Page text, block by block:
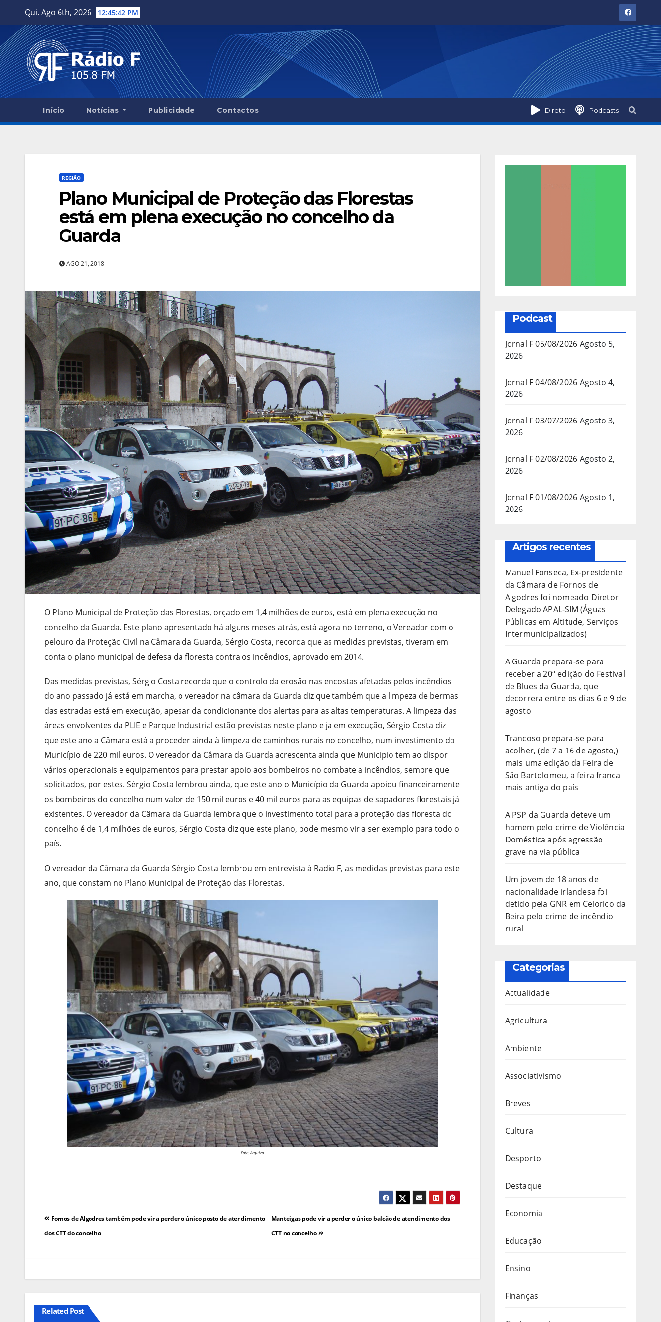
content
Qui. Ago 6th, 2026 12:45:44 PM
Direto Podcasts
Início Notícias Publicidade Contactos
REGIÃO
Plano Municipal de Proteção das Florestas
está em plena execução no concelho da
Guarda
AGO 21, 2018
O Plano Municipal de Proteção das Florestas, orçado em 1,4 milhões de euros, está em plena execução no
concelho da Guarda. Este plano apresentado há alguns meses atrás, está agora no terreno, o Vereador com o
pelouro da Proteção Civil na Câmara da Guarda, Sérgio Costa, recorda que as medidas previstas, tiveram em
conta o plano municipal de defesa da floresta contra os incêndios, aprovado em 2014.
Das medidas previstas, Sérgio Costa recorda que o controlo da erosão nas encostas afetadas pelos incêndios
do ano passado já está em marcha, o vereador na câmara da Guarda diz que também que a limpeza de bermas
das estradas está em execução, apesar da condicionante dos alertas para as altas temperaturas. A limpeza das
áreas envolventes da PLIE e Parque Industrial estão previstas neste plano e já em execução, Sérgio Costa diz
que este ano a Câmara está a proceder ainda à limpeza de caminhos rurais no concelho, num investimento do
Município de 220 mil euros. O vereador da Câmara da Guarda acrescenta ainda que Municipio tem ao dispor
vários operacionais e equipamentos para prestar apoio aos bombeiros no combate a incêndios, sempre que
solicitados, por estes. Sérgio Costa lembrou ainda, que este ano o Município da Guarda apoiou financeiramente
os bombeiros do concelho num valor de 150 mil euros e 40 mil euros para as equipas de sapadores florestais já
existentes. O vereador da Câmara da Guarda lembra que o investimento total para a proteção das floresta do
concelho é de 1,4 milhões de euros, Sérgio Costa diz que este plano, pode mesmo vir a ser exemplo para todo o
país.
O vereador da Câmara da Guarda Sérgio Costa lembrou em entrevista à Radio F, as medidas previstas para este
ano, que constam no Plano Municipal de Proteção das Florestas.
Foto: Arquivo
Navegação
de
Manteigas pode vir a perder o único balcão de atendimento dos
CTT no concelho
Fornos de Algodres também pode vir a perder o único posto de atendimento
dos CTT do concelho
Related Post
Podcast
Jornal F 05/08/2026 Agosto 5,
2026
Jornal F 04/08/2026 Agosto 4,
2026
Jornal F 03/07/2026 Agosto 3,
2026
Jornal F 02/08/2026 Agosto 2,
2026
Jornal F 01/08/2026 Agosto 1,
2026
Artigos recentes
Manuel Fonseca, Ex-presidente
da Câmara de Fornos de
Algodres foi nomeado Diretor
Delegado APAL-SIM (Águas
Públicas em Altitude, Serviços
Intermunicipalizados)
A Guarda prepara-se para
receber a 20ª edição do Festival
de Blues da Guarda, que
decorrerá entre os dias 6 e 9 de
agosto
Trancoso prepara-se para
acolher, (de 7 a 16 de agosto,)
mais uma edição da Feira de
São Bartolomeu, a feira franca
mais antiga do país
A PSP da Guarda deteve um
homem pelo crime de Violência
Doméstica após agressão
grave na via pública
Um jovem de 18 anos de
nacionalidade irlandesa foi
detido pela GNR em Celorico da
Beira pelo crime de incêndio
rural
Categorias
Actualidade
Agricultura
Ambiente
Associativismo
Breves
Cultura
Desporto
Destaque
Economia
Educação
Ensino
Finanças